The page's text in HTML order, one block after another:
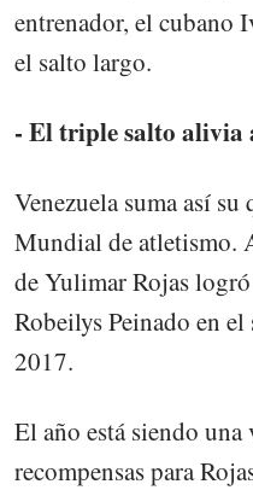
entrenador, el cubano
el salto largo.
- El triple salto alivia
Venezuela suma así
Mundial de atletismo.
de Yulimar Rojas
Robeilys Peinado en
2017.
El año está siendo
recompensas para